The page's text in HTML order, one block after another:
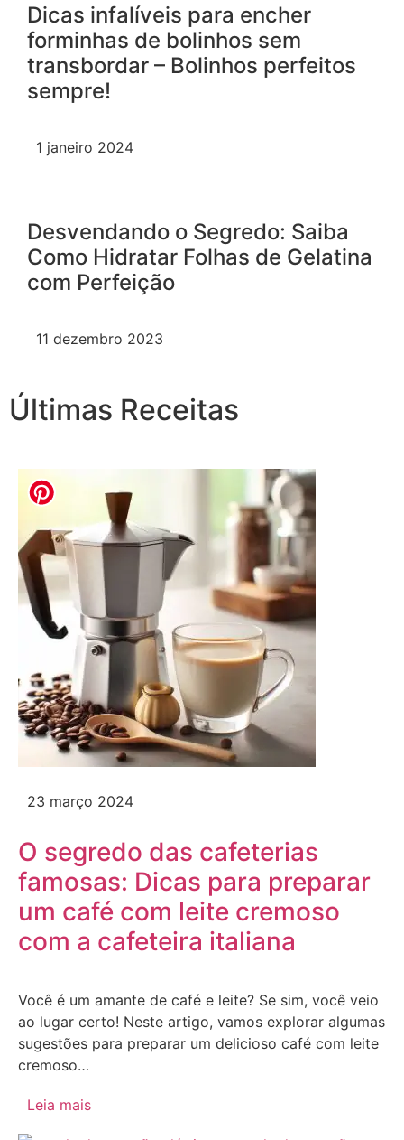
Dicas infalíveis para encher
forminhas de bolinhos sem
transbordar – Bolinhos perfeitos
sempre!
1 janeiro 2024
Desvendando o Segredo: Saiba
Como Hidratar Folhas de Gelatina
com Perfeição
11 dezembro 2023
Últimas Receitas
23 março 2024
O segredo das cafeterias
famosas: Dicas para preparar
um café com leite cremoso
com a cafeteira italiana
Você é um amante de café e leite? Se sim, você veio
ao lugar certo! Neste artigo, vamos explorar algumas
sugestões para preparar um delicioso café com leite
cremoso…
Leia mais